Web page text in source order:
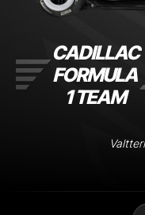
CADILLAC
FORMULA
1 TEAM